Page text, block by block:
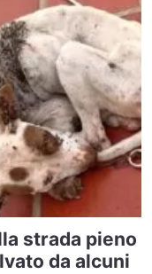
strada pieno
da alcuni